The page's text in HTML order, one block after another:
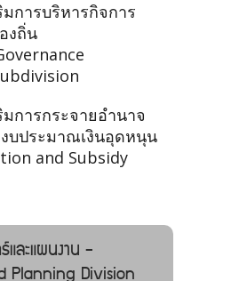
มการบริหารกิจการ
งถิ่น
มการกระจายอำนาจ
บประมาณเงินอุดหนุน
and Subsidy
และแผนงาน -
Planning Division